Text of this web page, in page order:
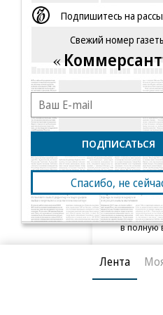
Новости
07.08.2026
STONE
Бизнес-
в полную
Лента
Подпишитесь на
Свежий номер
ПОДПИСАТЬСЯ
Спасибо, не